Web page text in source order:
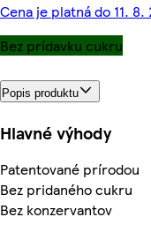
Cena je platná do 11. 8.
Bez prídavku cukru
Popis produktu
Hlavné výhody
Patentované prírodou
Bez pridaného cukru
Bez konzervantov